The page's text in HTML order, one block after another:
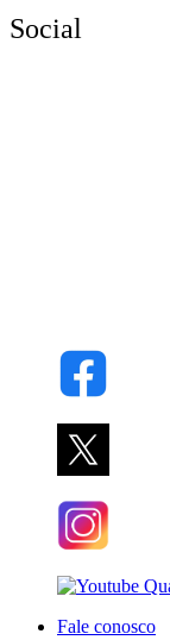
Social
Fale conosco